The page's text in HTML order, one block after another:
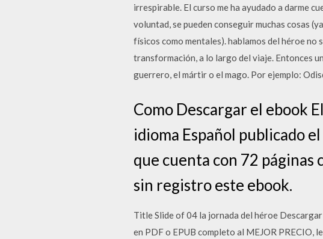
irrespirable. El curso me ha ayudado a darme
voluntad, se pueden conseguir muchas cosas
físicos como mentales). hablamos del héroe
transformación, a lo largo del viaje. Entonces
guerrero, el mártir o el mago. Por ejemplo:
Como Descargar el ebook
idioma Español publicado
que cuenta con 72 páginas
sin registro este ebook.
Title Slide of 04 la jornada del héroe
en PDF o EPUB completo al MEJOR